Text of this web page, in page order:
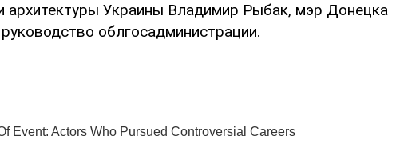
архитектуры Украины Владимир Рыбак, мэр Донецка
облгосадминистрации.